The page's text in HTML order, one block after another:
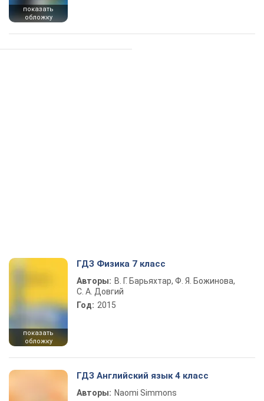
показать
обложку
показать
обложку
ГДЗ Физика 7 класс
Авторы: В. Г. Барьяхтар, Ф. Я. Божинова,
С. А. Довгий
Год: 2015
ГДЗ Английский язык 4 класс
Авторы: Naomi Simmons